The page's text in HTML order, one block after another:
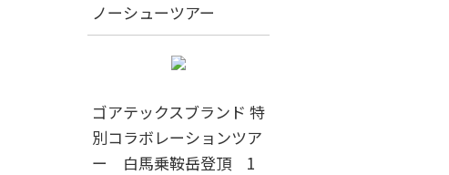
ノーシューツアー
ゴアテックスブランド 特
別コラボレーションツア
ー 白馬乗鞍岳登頂 1